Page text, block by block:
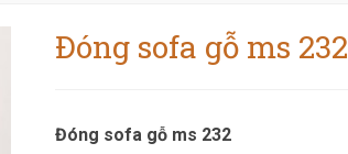
Đóng sofa gỗ ms 232
Đóng sofa gỗ ms 232